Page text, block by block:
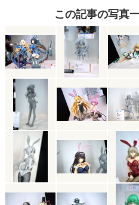
この記事の写真